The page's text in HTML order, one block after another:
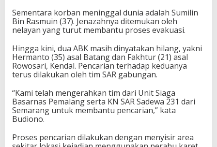
Sementara korban meninggal dunia adalah Sumilin
Bin Rasmuin (37). Jenazahnya ditemukan oleh
nelayan yang turut membantu proses evakuasi.
Hingga kini, dua ABK masih dinyatakan hilang, yakni
Hermanto (35) asal Batang dan Fakhtur (21) asal
Rowosari, Kendal. Pencarian terhadap keduanya
terus dilakukan oleh tim SAR gabungan.
“Kami telah mengerahkan tim dari Unit Siaga
Basarnas Pemalang serta KN SAR Sadewa 231 dari
Semarang untuk membantu pencarian,” kata
Budiono.
Proses pencarian dilakukan dengan menyisir area